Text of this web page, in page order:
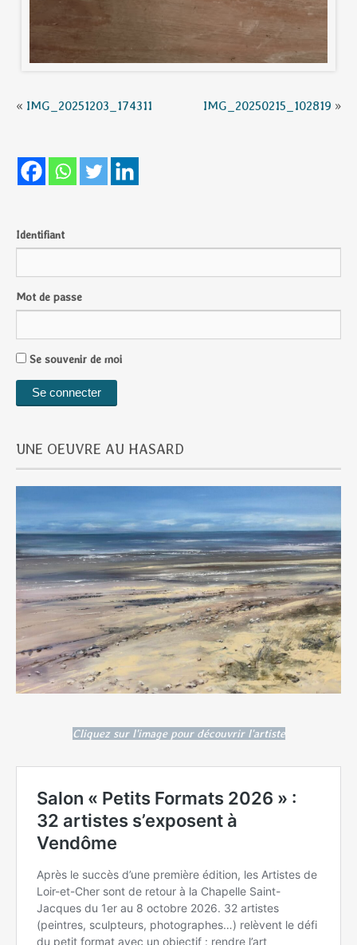
« IMG_20251203_174311 IMG_20250215_102819 »
Identifiant
Mot de passe
Se souvenir de moi
UNE OEUVRE AU HASARD
Cliquez sur l'image pour découvrir l'artiste